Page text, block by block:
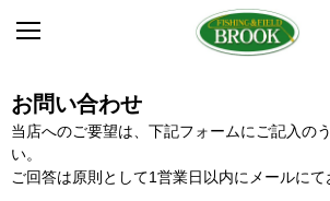
お問い合わせ
当店へのご要望は、下記フォームにご記入の
い。
ご回答は原則として1営業日以内にメールにて